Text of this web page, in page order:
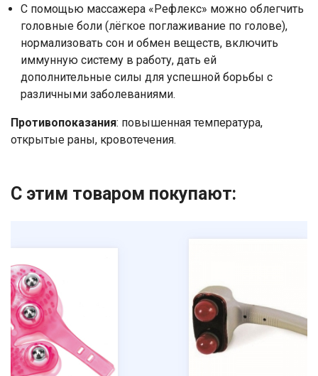
С помощью массажера «Рефлекс» можно облегчить
головные боли (лёгкое поглаживание по голове),
нормализовать сон и обмен веществ, включить
иммунную систему в работу, дать ей
дополнительные силы для успешной борьбы с
различными заболеваниями.
Противопоказания: повышенная температура,
открытые раны, кровотечения.
С этим товаром покупают: